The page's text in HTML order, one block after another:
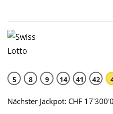
5 8 9 14 41 42
Nächster Jackpot: CHF